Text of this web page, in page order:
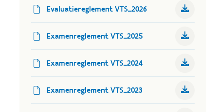
Evaluatiereglement VTS_2026
Examenreglement VTS_2025
Examenreglement VTS_2024
Examenreglement VTS_2023